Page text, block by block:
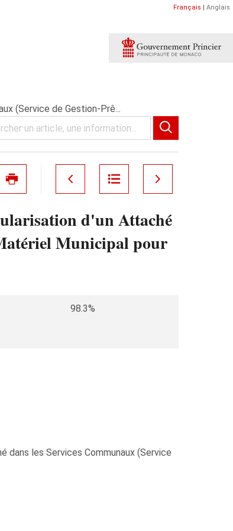
Français | Anglais
(Service de Gestion-Prê...
d'un Attaché
Municipal pour
98.3%
dans les Services Communaux (Service